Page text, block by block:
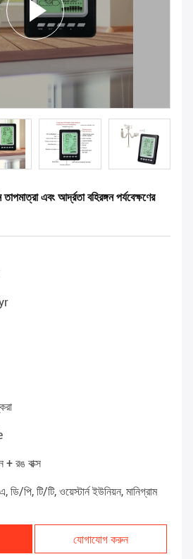
এবং আর্দ্রতা বহিরঙ্গন পর্যবেক্ষণের
+ রঙ বাক্স
পি, টি/টি, ওয়েস্টার্ন ইউনিয়ন, মানিগ্রাম
যোগাযোগ করুন